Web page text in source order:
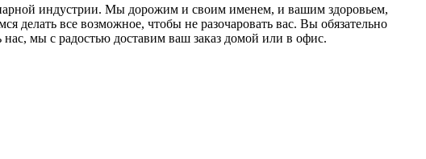
индустрии. Мы дорожим и своим именем, и вашим здоровьем,
делать все возможное, чтобы не разочаровать вас. Вы обязательно
мы с радостью доставим ваш заказ домой или в офис.